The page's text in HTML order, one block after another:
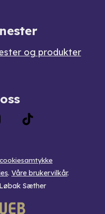
og produkter
. Våre brukervilkår.
Sæther